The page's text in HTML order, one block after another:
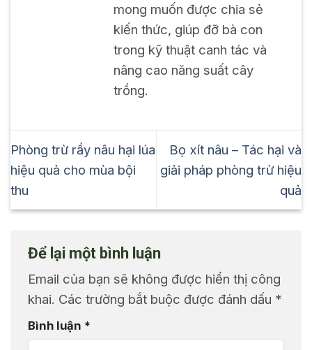
mong muốn được chia sẻ
kiến thức, giúp đỡ bà con
trong kỹ thuật canh tác và
nâng cao năng suất cây
trồng.
Phòng trừ rầy nâu hại lúa
hiệu quả cho mùa bội
thu
Bọ xít nâu – Tác hại và
giải pháp phòng trừ hiệu
quả
Để lại một bình luận
Email của bạn sẽ không được hiển thị công
khai. Các trường bắt buộc được đánh dấu *
Bình luận *